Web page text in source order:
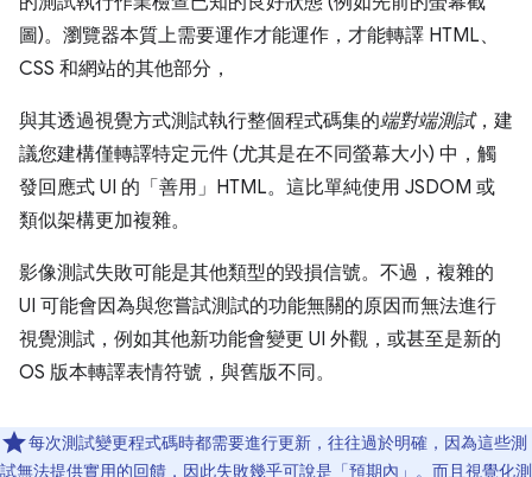
圖)。瀏覽器本質上需要運作才能運作，才能轉譯 HTML、
CSS 和網站的其他部分，
與其透過視覺方式測試執行整個程式碼集的端對端測試，建
議您建構僅轉譯特定元件 (尤其是在不同螢幕大小) 中，觸
發回應式 UI 的「善用」HTML。這比單純使用 JSDOM 或
類似架構更加複雜。
影像測試失敗可能是其他類型的毀損信號。不過，複雜的
UI 可能會因為與您嘗試測試的功能無關的原因而無法進行
視覺測試，例如其他新功能會變更 UI 外觀，或甚至是新的
OS 版本轉譯表情符號，與舊版不同。
每次測試變更程式碼時都需要進行更新，往往過於明確，因為這些測
試無法提供實用的回饋，因此失敗幾乎可說是「預期內」 。而且視覺化測